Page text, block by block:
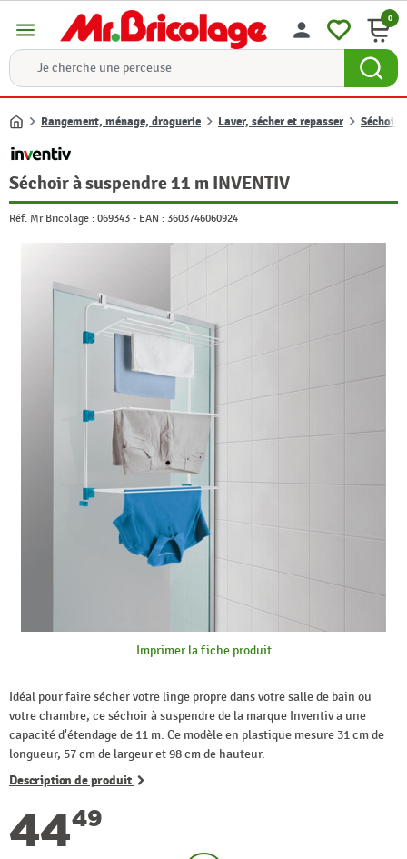
menu person 0
Accueil
Rangement, ménage, droguerie Laver, sécher et repasser Séchoir
Séchoir à suspendre 11 m INVENTIV
Réf. Mr Bricolage : 069343 - EAN : 3603746060924
Imprimer la fiche produit
Idéal pour faire sécher votre linge propre dans votre salle de bain ou
votre chambre, ce séchoir à suspendre de la marque Inventiv a une
capacité d'étendage de 11 m. Ce modèle en plastique mesure 31 cm de
longueur, 57 cm de largeur et 98 cm de hauteur.
Description de produit
4449